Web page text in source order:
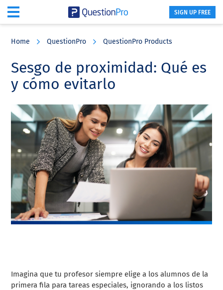
content
sidebar
SIGN UP FREE
Home QuestionPro QuestionPro Products
Sesgo de proximidad: Qué es
y cómo evitarlo
Imagina que tu profesor siempre elige a los alumnos de la
primera fila para tareas especiales, ignorando a los listos